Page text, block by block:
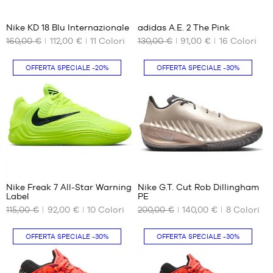
44.5
45
46
47.5
48
44.5
45
47
49.5
51
I
FORMATI
DISPONIBILI
No
Nike KD 18 Blu Internazionale
160,00 €
112,00 € 11 Colori
I
FORMATI
DISPONIBILI
40
2/3
41
1/3
42
43
1/3
44
2/3
adidas A.E. 2 The Pink
130,00 €
91,00 € 16 Colori
OFFERTA SPECIALE-20%
I
NOSTRI
DISPONIBILI
42
Nike Freak 7 All-Star Warning
Label
115,00 €
92,00 € 10 Colori
OFFERTA SPECIALE -30%
I
NOSTRI
DISPONIBILI
40.5
Nike G.T. Cut Rob Dillingham
PE
200,00 €
140,00 € 8Colori
OFFERTA SPECIALE-30% OFFERTA SPECIALE -30%